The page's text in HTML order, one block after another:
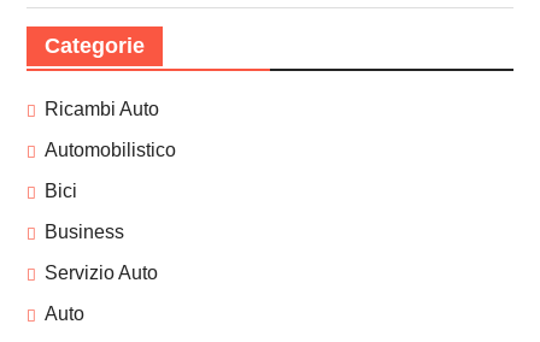
Categorie
Ricambi Auto
Automobilistico
Bici
Business
Servizio Auto
Auto